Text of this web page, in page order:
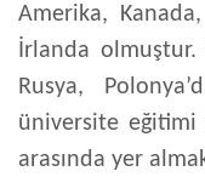
Amerika,
İrlanda
Rusya,
üniversite eğitimi
arasında yer